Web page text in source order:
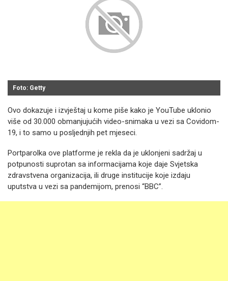
Foto: Getty
Ovo dokazuje i izvještaj u kome piše kako je YouTube uklonio
više od 30.000 obmanjujućih video-snimaka u vezi sa Covidom-
19, i to samo u posljednjih pet mjeseci.
Portparolka ove platforme je rekla da je uklonjeni sadržaj u
potpunosti suprotan sa informacijama koje daje Svjetska
zdravstvena organizacija, ili druge institucije koje izdaju
uputstva u vezi sa pandemijom, prenosi “BBC”.